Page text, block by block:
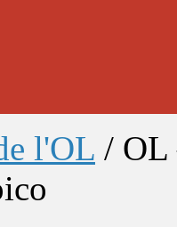
l'OL / OL